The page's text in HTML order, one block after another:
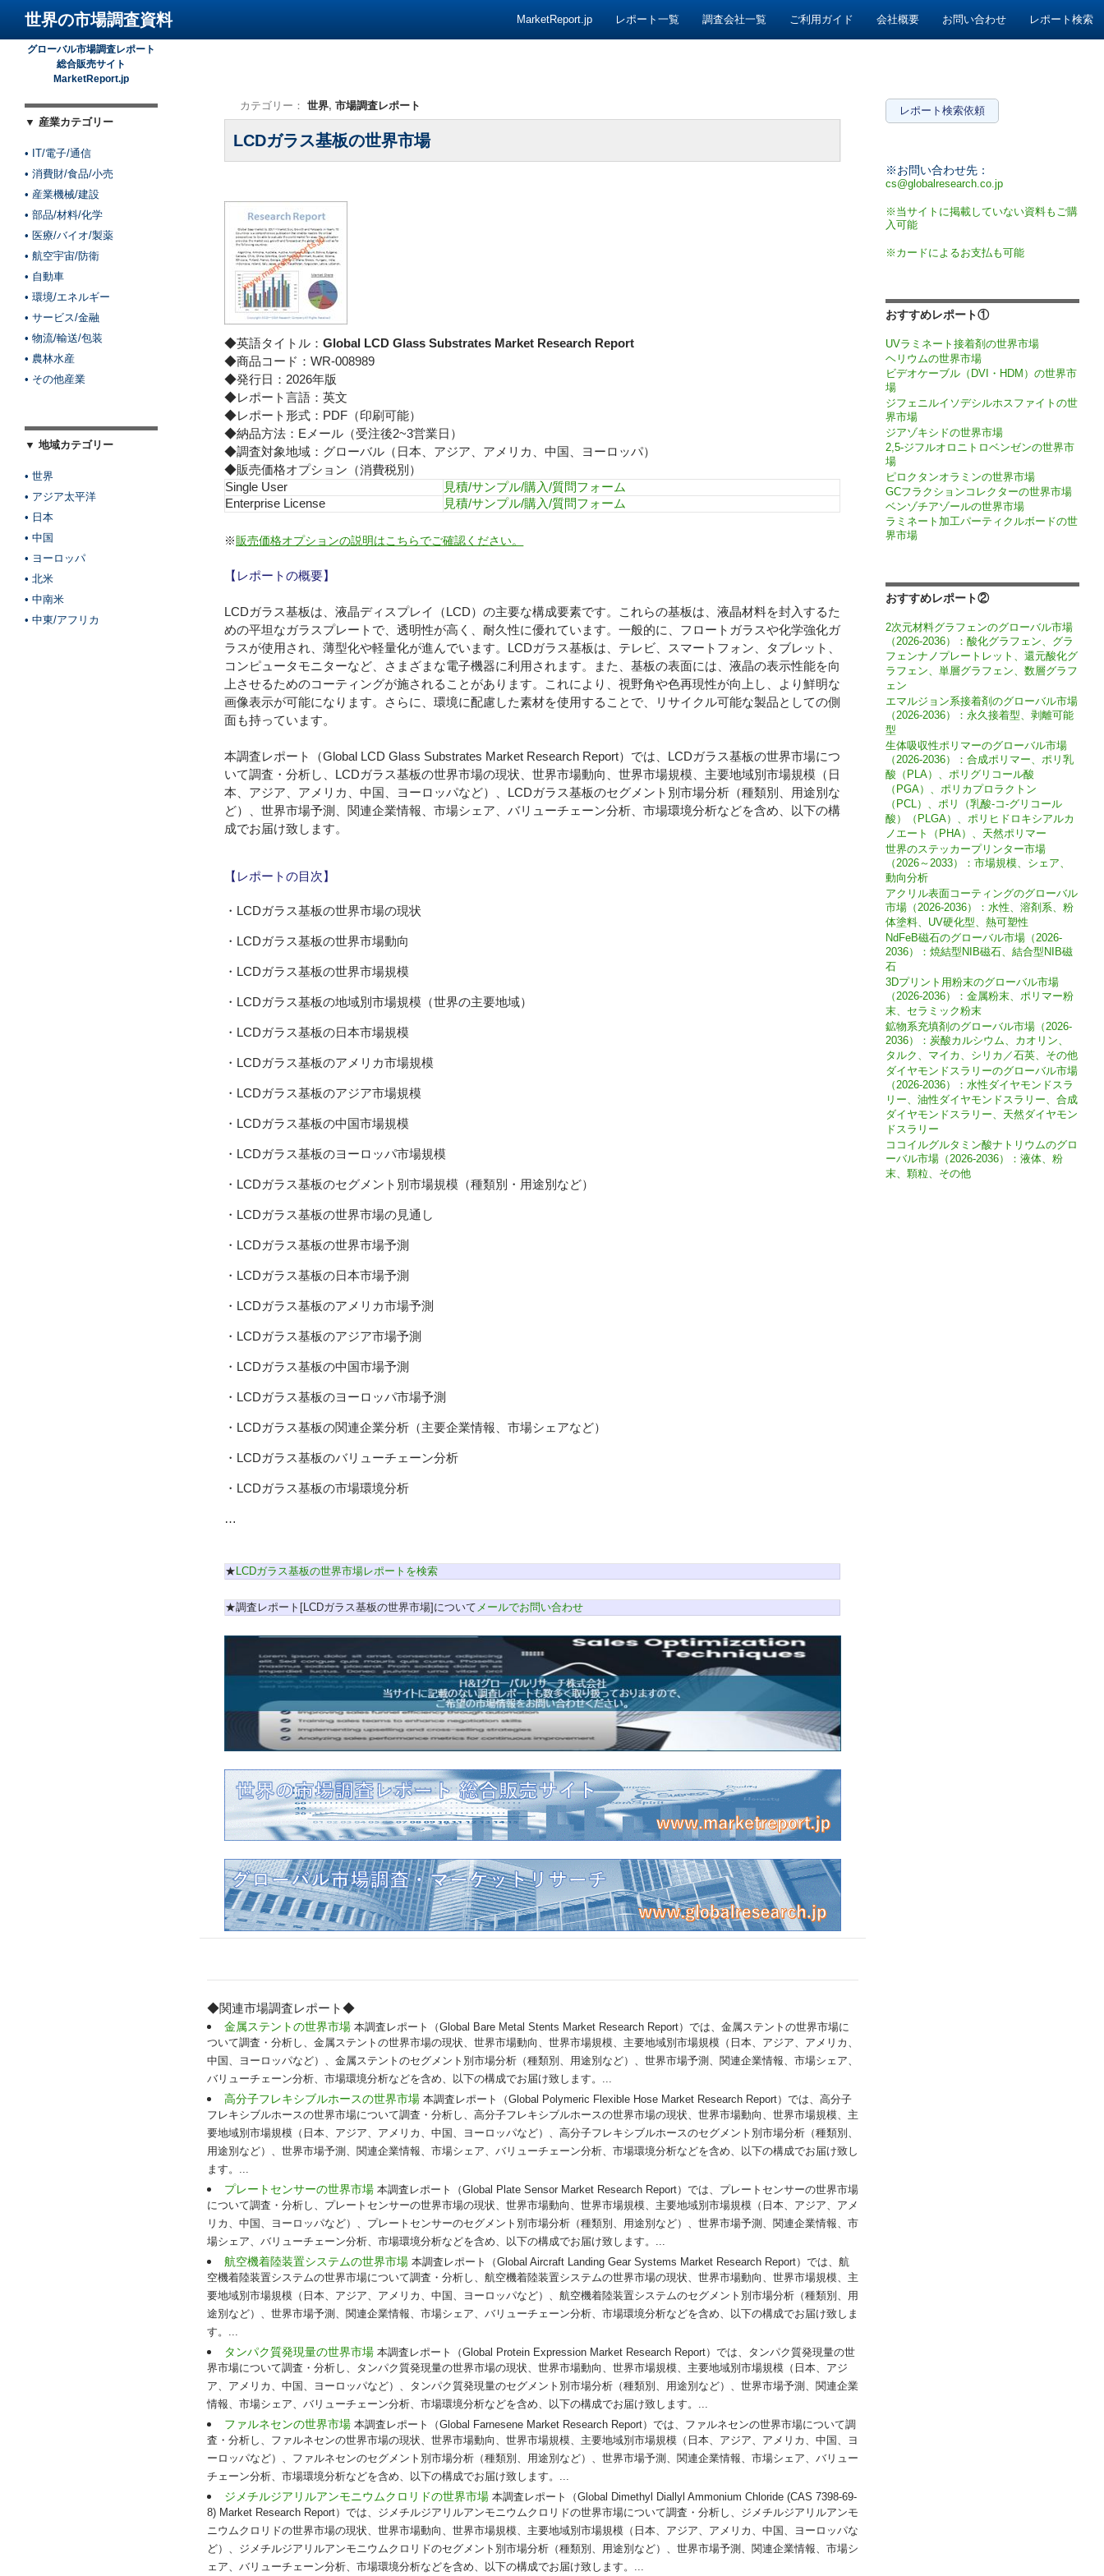
世界の市場調査資料
MarketReport.jp
レポート一覧 調査会社一覧 ご利用ガイド 会社概要 お問い合わせ レポート検索
カテゴリー：世界,市場調査レポート
LCDガラス基板の世界市場
◆英語タイトル：Global LCD Glass Substrates Market Research Report
◆商品コード：WR-008989
◆発行日：2026年版
◆レポート言語：英文
◆レポート形式：PDF（印刷可能）
◆納品方法：Eメール（受注後2~3営業日）
◆調査対象地域：グローバル（日本、アジア、アメリカ、中国、ヨーロッパ）
◆販売価格オプション（消費税別）
Single User
見積/サンプル/購入/質問フォーム
Enterprise License
見積/サンプル/購入/質問フォーム
※販売価格オプションの説明はこちらでご確認ください。
【レポートの概要】
LCDガラス基板は、液晶ディスプレイ（LCD）の主要な構成要素です。これらの基板は、液晶材料を封入するた
めの平坦なガラスプレートで、透明性が高く、耐久性に優れています。一般的に、フロートガラスや化学強化ガ
ラスが使用され、薄型化や軽量化が進んでいます。LCDガラス基板は、テレビ、スマートフォン、タブレット、
コンピュータモニターなど、さまざまな電子機器に利用されます。また、基板の表面には、液晶の表示性能を向
上させるためのコーティングが施されることがあります。これにより、視野角や色再現性が向上し、より鮮明な
画像表示が可能になります。さらに、環境に配慮した素材を使用することで、リサイクル可能な製品としての側
面も持っています。
本調査レポート（Global LCD Glass Substrates Market Research Report）では、LCDガラス基板の世界市場につ
いて調査・分析し、LCDガラス基板の世界市場の現状、世界市場動向、世界市場規模、主要地域別市場規模（日
本、アジア、アメリカ、中国、ヨーロッパなど）、LCDガラス基板のセグメント別市場分析（種類別、用途別な
ど）、世界市場予測、関連企業情報、市場シェア、バリューチェーン分析、市場環境分析などを含め、以下の構
成でお届け致します。
【レポートの目次】
・LCDガラス基板の世界市場の現状
・LCDガラス基板の世界市場動向
・LCDガラス基板の世界市場規模
・LCDガラス基板の地域別市場規模（世界の主要地域）
・LCDガラス基板の日本市場規模
・LCDガラス基板のアメリカ市場規模
・LCDガラス基板のアジア市場規模
・LCDガラス基板の中国市場規模
・LCDガラス基板のヨーロッパ市場規模
・LCDガラス基板のセグメント別市場規模（種類別・用途別など）
・LCDガラス基板の世界市場の見通し
・LCDガラス基板の世界市場予測
・LCDガラス基板の日本市場予測
・LCDガラス基板のアメリカ市場予測
・LCDガラス基板のアジア市場予測
・LCDガラス基板の中国市場予測
・LCDガラス基板のヨーロッパ市場予測
・LCDガラス基板の関連企業分析（主要企業情報、市場シェアなど）
・LCDガラス基板のバリューチェーン分析
・LCDガラス基板の市場環境分析
…
★ LCDガラス基板の世界市場レポートを検索
★調査レポート[LCDガラス基板の世界市場]について メールでお問い合わせ
◆関連市場調査レポート◆
金属ステントの世界市場 本調査レポート（Global Bare Metal Stents Market Research Report）では、金属ステントの世界市場に
ついて調査・分析し、金属ステントの世界市場の現状、世界市場動向、世界市場規模、主要地域別市場規模（日本、アジア、アメリカ、
中国、ヨーロッパなど）、金属ステントのセグメント別市場分析（種類別、用途別など）、世界市場予測、関連企業情報、市場シェア、
バリューチェーン分析、市場環境分析などを含め、以下の構成でお届け致します。...
高分子フレキシブルホースの世界市場 本調査レポート（Global Polymeric Flexible Hose Market Research Report）では、高分子
フレキシブルホースの世界市場について調査・分析し、高分子フレキシブルホースの世界市場の現状、世界市場動向、世界市場規模、主
要地域別市場規模（日本、アジア、アメリカ、中国、ヨーロッパなど）、高分子フレキシブルホースのセグメント別市場分析（種類別、
用途別など）、世界市場予測、関連企業情報、市場シェア、バリューチェーン分析、市場環境分析などを含め、以下の構成でお届け致し
ます。...
プレートセンサーの世界市場 本調査レポート（Global Plate Sensor Market Research Report）では、プレートセンサーの世界市場
について調査・分析し、プレートセンサーの世界市場の現状、世界市場動向、世界市場規模、主要地域別市場規模（日本、アジア、アメ
リカ、中国、ヨーロッパなど）、プレートセンサーのセグメント別市場分析（種類別、用途別など）、世界市場予測、関連企業情報、市
場シェア、バリューチェーン分析、市場環境分析などを含め、以下の構成でお届け致します。...
航空機着陸装置システムの世界市場 本調査レポート（Global Aircraft Landing Gear Systems Market Research Report）では、航
空機着陸装置システムの世界市場について調査・分析し、航空機着陸装置システムの世界市場の現状、世界市場動向、世界市場規模、主
要地域別市場規模（日本、アジア、アメリカ、中国、ヨーロッパなど）、航空機着陸装置システムのセグメント別市場分析（種類別、用
途別など）、世界市場予測、関連企業情報、市場シェア、バリューチェーン分析、市場環境分析などを含め、以下の構成でお届け致しま
す。...
タンパク質発現量の世界市場 本調査レポート（Global Protein Expression Market Research Report）では、タンパク質発現量の世
界市場について調査・分析し、タンパク質発現量の世界市場の現状、世界市場動向、世界市場規模、主要地域別市場規模（日本、アジ
ア、アメリカ、中国、ヨーロッパなど）、タンパク質発現量のセグメント別市場分析（種類別、用途別など）、世界市場予測、関連企業
情報、市場シェア、バリューチェーン分析、市場環境分析などを含め、以下の構成でお届け致します。...
ファルネセンの世界市場 本調査レポート（Global Farnesene Market Research Report）では、ファルネセンの世界市場について調
査・分析し、ファルネセンの世界市場の現状、世界市場動向、世界市場規模、主要地域別市場規模（日本、アジア、アメリカ、中国、ヨ
ーロッパなど）、ファルネセンのセグメント別市場分析（種類別、用途別など）、世界市場予測、関連企業情報、市場シェア、バリュー
チェーン分析、市場環境分析などを含め、以下の構成でお届け致します。...
ジメチルジアリルアンモニウムクロリドの世界市場 本調査レポート（Global Dimethyl Diallyl Ammonium Chloride (CAS 7398-69-
8) Market Research Report）では、ジメチルジアリルアンモニウムクロリドの世界市場について調査・分析し、ジメチルジアリルアンモ
ニウムクロリドの世界市場の現状、世界市場動向、世界市場規模、主要地域別市場規模（日本、アジア、アメリカ、中国、ヨーロッパな
ど）、ジメチルジアリルアンモニウムクロリドのセグメント別市場分析（種類別、用途別など）、世界市場予測、関連企業情報、市場シ
ェア、バリューチェーン分析、市場環境分析などを含め、以下の構成でお届け致します。...
レポート検索依頼
※お問い合わせ先：
cs@globalresearch.co.jp
※当サイトに掲載していない資料もご購
入可能
※カードによるお支払も可能
おすすめレポート①
UVラミネート接着剤の世界市場
ヘリウムの世界市場
ビデオケーブル（DVI・HDM）の世界市
場
ジフェニルイソデシルホスファイトの世
界市場
ジアゾキシドの世界市場
2,5-ジフルオロニトロベンゼンの世界市
場
ピロクタンオラミンの世界市場
GCフラクションコレクターの世界市場
ベンゾチアゾールの世界市場
ラミネート加工パーティクルボードの世
界市場
おすすめレポート②
2次元材料グラフェンのグローバル市場
（2026-2036）：酸化グラフェン、グラ
フェンナノプレートレット、還元酸化グ
ラフェン、単層グラフェン、数層グラフ
ェン
エマルジョン系接着剤のグローバル市場
（2026-2036）：永久接着型、剥離可能
型
生体吸収性ポリマーのグローバル市場
（2026-2036）：合成ポリマー、ポリ乳
酸（PLA）、ポリグリコール酸
（PGA）、ポリカプロラクトン
（PCL）、ポリ（乳酸-コ-グリコール
酸）（PLGA）、ポリヒドロキシアルカ
ノエート（PHA）、天然ポリマー
世界のステッカープリンター市場
（2026～2033）：市場規模、シェア、
動向分析
アクリル表面コーティングのグローバル
市場（2026-2036）：水性、溶剤系、粉
体塗料、UV硬化型、熱可塑性
NdFeB磁石のグローバル市場（2026-
2036）：焼結型NIB磁石、結合型NIB磁
石
3Dプリント用粉末のグローバル市場
（2026-2036）：金属粉末、ポリマー粉
末、セラミック粉末
鉱物系充填剤のグローバル市場（2026-
2036）：炭酸カルシウム、カオリン、
タルク、マイカ、シリカ／石英、その他
ダイヤモンドスラリーのグローバル市場
（2026-2036）：水性ダイヤモンドスラ
リー、油性ダイヤモンドスラリー、合成
ダイヤモンドスラリー、天然ダイヤモン
ドスラリー
ココイルグルタミン酸ナトリウムのグロ
ーバル市場（2026-2036）：液体、粉
末、顆粒、その他
グローバル市場調査レポート
総合販売サイト
MarketReport.jp
▼ 産業カテゴリー
• IT/電子/通信
• 消費財/食品/小売
• 産業機械/建設
• 部品/材料/化学
• 医療/バイオ/製薬
• 航空宇宙/防衛
• 自動車
• 環境/エネルギー
• サービス/金融
• 物流/輸送/包装
• 農林水産
• その他産業
▼ 地域カテゴリー
• 世界
• アジア太平洋
• 日本
• 中国
• ヨーロッパ
• 北米
• 中南米
• 中東/アフリカ